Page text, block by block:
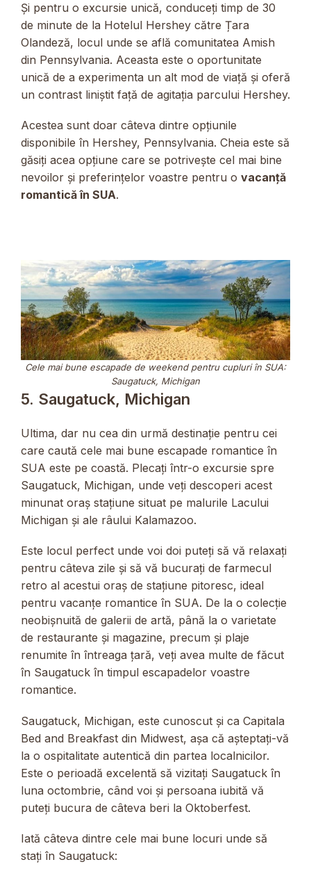
Și pentru o excursie unică, conduceți timp de 30
de minute de la Hotelul Hershey către Țara
Olandeză, locul unde se află comunitatea Amish
din Pennsylvania. Aceasta este o oportunitate
unică de a experimenta un alt mod de viață și oferă
un contrast liniștit față de agitația parcului Hershey.
Acestea sunt doar câteva dintre opțiunile
disponibile în Hershey, Pennsylvania. Cheia este să
găsiți acea opțiune care se potrivește cel mai bine
nevoilor și preferințelor voastre pentru o vacanță
romantică în SUA.
Cele mai bune escapade de weekend pentru cupluri în SUA:
Saugatuck, Michigan
5. Saugatuck, Michigan
Ultima, dar nu cea din urmă destinație pentru cei
care caută cele mai bune escapade romantice în
SUA este pe coastă. Plecați într-o excursie spre
Saugatuck, Michigan, unde veți descoperi acest
minunat oraș stațiune situat pe malurile Lacului
Michigan și ale râului Kalamazoo.
Este locul perfect unde voi doi puteți să vă relaxați
pentru câteva zile și să vă bucurați de farmecul
retro al acestui oraș de stațiune pitoresc, ideal
pentru vacanțe romantice în SUA. De la o colecție
neobișnuită de galerii de artă, până la o varietate
de restaurante și magazine, precum și plaje
renumite în întreaga țară, veți avea multe de făcut
în Saugatuck în timpul escapadelor voastre
romantice.
Saugatuck, Michigan, este cunoscut și ca Capitala
Bed and Breakfast din Midwest, așa că așteptați-vă
la o ospitalitate autentică din partea localnicilor.
Este o perioadă excelentă să vizitați Saugatuck în
luna octombrie, când voi și persoana iubită vă
puteți bucura de câteva beri la Oktoberfest.
Iată câteva dintre cele mai bune locuri unde să
stați în Saugatuck: